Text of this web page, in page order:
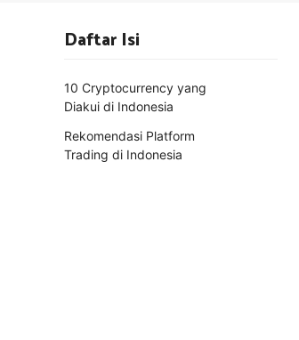
Daftar Isi
10 Cryptocurrency yang
Diakui di Indonesia
Rekomendasi Platform
Trading di Indonesia